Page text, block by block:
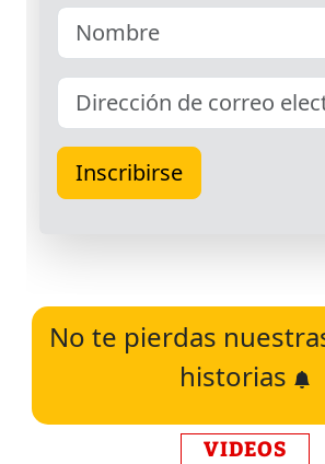
No te pierdas
historias
VIDEOS